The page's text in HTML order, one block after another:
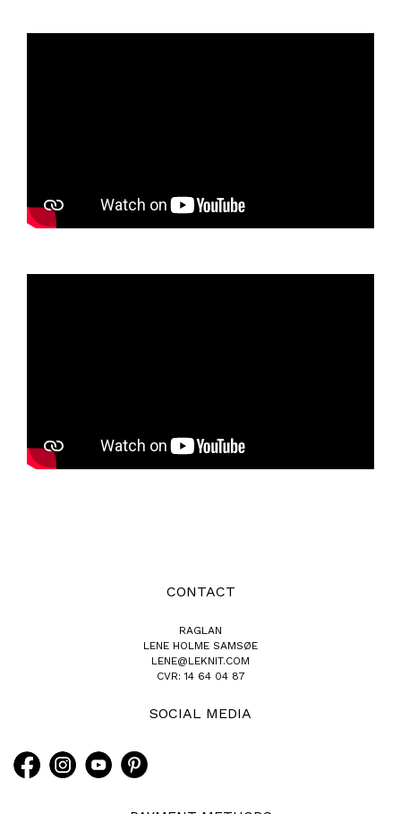
CONTACT
RAGLAN
LENE HOLME SAMSØE
LENE@LEKNIT.COM
CVR: 14 64 04 87
SOCIAL MEDIA